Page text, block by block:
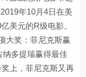
年10月4日在美
美元的R级电影。
大奖：菲尼克斯赢
纳多提瑞赢得最佳
上，菲尼克斯又再